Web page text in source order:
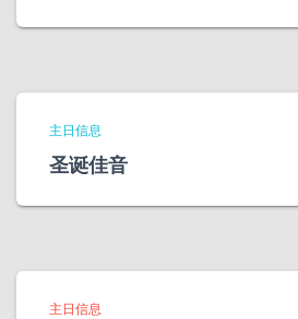
主日信息
圣诞佳音
主日信息